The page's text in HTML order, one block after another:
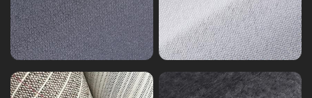
イ
ニ
ン
グ
フ
ェ
ル
ト
ニ
ー
ド
ル
ニ
ー
ド
ル
ン
チ